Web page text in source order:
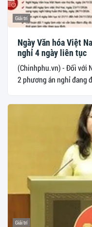
Giải trí
Ngày Văn hóa Việt
nghỉ 4 ngày liên tục
(Chinhphu.vn) - Đối với
2 phương án nghỉ đang
Giải trí